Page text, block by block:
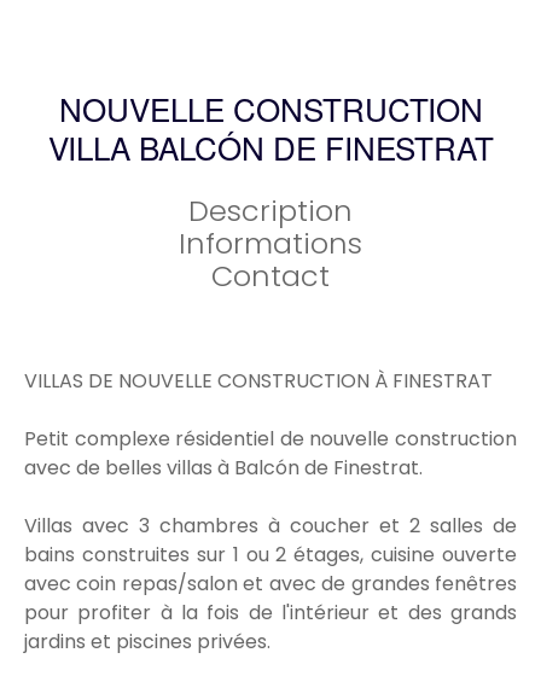
NOUVELLE CONSTRUCTION
VILLA BALCÓN DE FINESTRAT
Description
Informations
Contact
VILLAS DE NOUVELLE CONSTRUCTION À FINESTRAT
Petit complexe résidentiel de nouvelle construction
avec de belles villas à Balcón de Finestrat.
Villas avec 3 chambres à coucher et 2 salles de
bains construites sur 1 ou 2 étages, cuisine ouverte
avec coin repas/salon et avec de grandes fenêtres
pour profiter à la fois de l'intérieur et des grands
jardins et piscines privées.